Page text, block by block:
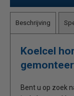
Beschrijving
Koelcel
Bent u op zoek